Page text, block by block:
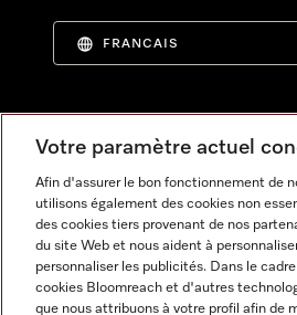
FRANCAIS
Informations légales CGV
Votre paramètre actuel
Afin d'assurer le bon fonctionnement de
utilisons également des cookies non
des cookies tiers provenant de nos
du site Web et nous aident à
personnaliser les publicités. Dans le
cookies Bloomreach et d'autres
que nous attribuons à votre profil afin de